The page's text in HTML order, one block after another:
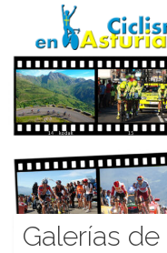
CICLISMO EN
Galerías